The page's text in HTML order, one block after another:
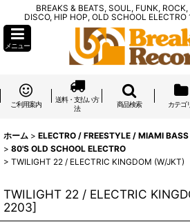
BREAKS & BEATS, SOUL, FUNK,
DISCO, HIP HOP, OLD SCHOOL
メニュー
ご利用案内
送料・支払い方
法
商品検索 カテゴ
ホーム > ELECTRO / FREESTYLE / MIAMI
> 80'S OLD SCHOOL ELECTRO
> TWILIGHT 22 / ELECTRIC KINGDOM (W/JKT)
TWILIGHT 22 / ELECTRIC
2203]